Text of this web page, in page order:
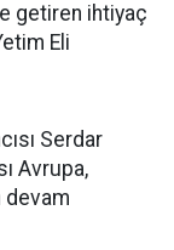
getiren ihtiyaç
Eli
Serdar
Avrupa,
devam